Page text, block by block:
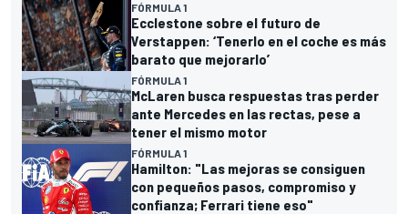
FÓRMULA 1
Ecclestone sobre el futuro de
Verstappen: ‘Tenerlo en el coche es más
barato que mejorarlo’
FÓRMULA 1
McLaren busca respuestas tras perder
ante Mercedes en las rectas, pese a
tener el mismo motor
FÓRMULA 1
Hamilton: "Las mejoras se consiguen
con pequeños pasos, compromiso y
confianza; Ferrari tiene eso"